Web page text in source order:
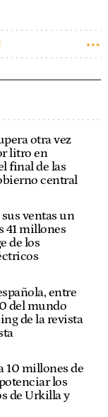
otra vez
litro en
final de las
central
ventas un
41 millones
de los
entre
del mundo
de la revista
10 millones de
los
de Urkilla y